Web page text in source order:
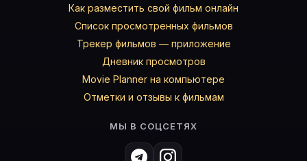
Как разместить свой фильм онлайн
Список просмотренных фильмов
Трекер фильмов — приложение
Дневник просмотров
Movie Planner на компьютере
Отметки и отзывы к фильмам
МЫ В СОЦСЕТЯХ